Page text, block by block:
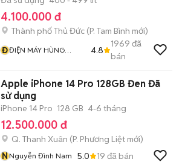
4.100.000 đ
Thành phố Thủ Đức (P. Tam Bình mới)
ĐĐIỆN MÁY HÙNG
4.8
1969 đã
bán
Apple iPhone 14 Pro 128GB Đen Đã
sử dụng
iPhone 14 Pro 128 GB 4-6 tháng
12.500.000 đ
Q. Thanh Xuân (P. Phương Liệt mới)
NNguyễn Đình Nam 5.0 19 đã bán